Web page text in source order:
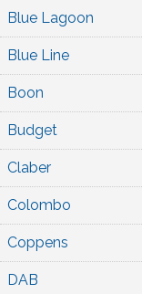
Blue Lagoon
Blue Line
Boon
Budget
Claber
Colombo
Coppens
DAB